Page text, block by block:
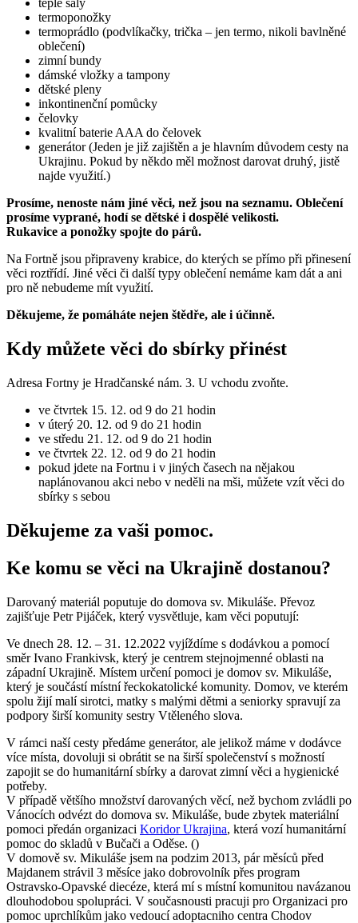
teplé šály
termoponožky
termoprádlo (podvlíkačky, trička – jen termo, nikoli bavlněné
oblečení)
zimní bundy
dámské vložky a tampony
dětské pleny
inkontinenční pomůcky
čelovky
kvalitní baterie AAA do čelovek
generátor (Jeden je již zajištěn a je hlavním důvodem cesty na
Ukrajinu. Pokud by někdo měl možnost darovat druhý, jistě
najde využití.)
Prosíme, nenoste nám jiné věci, než jsou na seznamu. Oblečení
prosíme vyprané, hodí se dětské i dospělé velikosti.
Rukavice a ponožky spojte do párů.
Na Fortně jsou připraveny krabice, do kterých se přímo při přinesení
věci roztřídí. Jiné věci či další typy oblečení nemáme kam dát a ani
pro ně nebudeme mít využití.
Děkujeme, že pomáháte nejen štědře, ale i účinně.
Kdy můžete věci do sbírky přinést
Adresa Fortny je Hradčanské nám. 3. U vchodu zvoňte.
ve čtvrtek 15. 12. od 9 do 21 hodin
v úterý 20. 12. od 9 do 21 hodin
ve středu 21. 12. od 9 do 21 hodin
ve čtvrtek 22. 12. od 9 do 21 hodin
pokud jdete na Fortnu i v jiných časech na nějakou
naplánovanou akci nebo v neděli na mši, můžete vzít věci do
sbírky s sebou
Děkujeme za vaši pomoc.
Ke komu se věci na Ukrajině dostanou?
Darovaný materiál poputuje do domova sv. Mikuláše. Převoz
zajišťuje Petr Pijáček, který vysvětluje, kam věci poputují:
Ve dnech 28. 12. – 31. 12.2022 vyjíždíme s dodávkou a pomocí
směr Ivano Frankivsk, který je centrem stejnojmenné oblasti na
západní Ukrajině. Místem určení pomoci je domov sv. Mikuláše,
který je součástí místní řeckokatolické komunity. Domov, ve kterém
spolu žijí malí sirotci, matky s malými dětmi a seniorky spravují za
podpory širší komunity sestry Vtěleného slova.
V rámci naší cesty předáme generátor, ale jelikož máme v dodávce
více místa, dovoluji si obrátit se na širší společenství s možností
zapojit se do humanitární sbírky a darovat zimní věci a hygienické
potřeby.
V případě většího množství darovaných věcí, než bychom zvládli po
Vánocích odvézt do domova sv. Mikuláše, bude zbytek materiální
pomoci předán organizaci Koridor Ukrajina, která vozí humanitární
pomoc do skladů v Bučači a Oděse. ()
V domově sv. Mikuláše jsem na podzim 2013, pár měsíců před
Majdanem strávil 3 měsíce jako dobrovolník přes program
Ostravsko-Opavské diecéze, která mí s místní komunitou navázanou
dlouhodobou spolupráci. V současnousti pracuji pro Organizaci pro
pomoc uprchlíkům jako vedoucí adoptacniho centra Chodov